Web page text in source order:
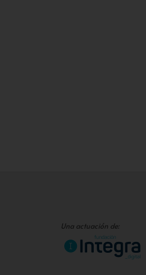
Una actuación de: